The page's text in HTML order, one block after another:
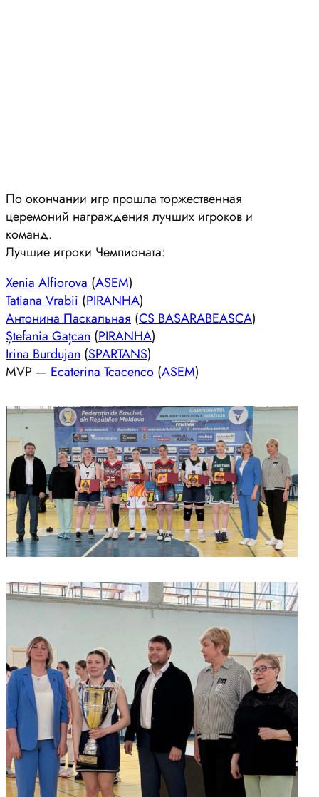
По окончании игр прошла торжественная
церемоний награждения лучших игроков и
команд.
Лучшие игроки Чемпионата:
Xenia Alfiorova (ASEM)
Tatiana Vrabii (PIRANHA)
Антонина Паскальная (CS BASARABEASCA)
Ștefania Gațcan (PIRANHA)
Irina Burdujan (SPARTANS)
MVP — Ecaterina Tcacenco (ASEM)